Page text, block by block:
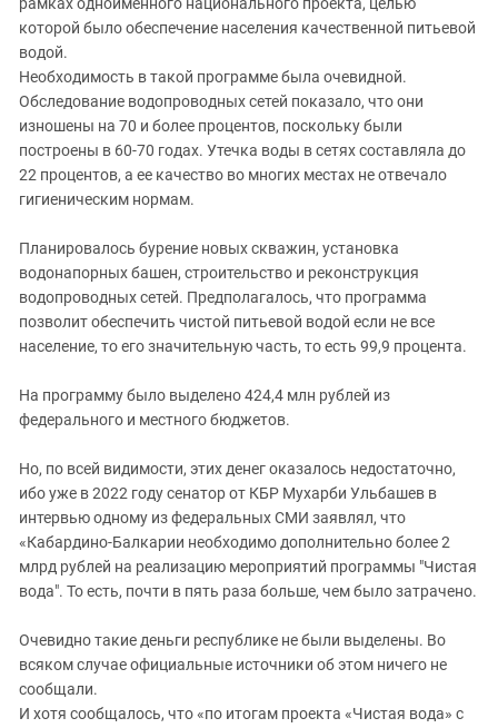
которой было обеспечение населения качественной питьевой
водой.
Необходимость в такой программе была очевидной.
Обследование водопроводных сетей показало, что они
изношены на 70 и более процентов, поскольку были
построены в 60-70 годах. Утечка воды в сетях составляла до
22 процентов, а ее качество во многих местах не отвечало
гигиеническим нормам.
Планировалось бурение новых скважин, установка
водонапорных башен, строительство и реконструкция
водопроводных сетей. Предполагалось, что программа
позволит обеспечить чистой питьевой водой если не все
население, то его значительную часть, то есть 99,9 процента.
На программу было выделено 424,4 млн рублей из
федерального и местного бюджетов.
Но, по всей видимости, этих денег оказалось недостаточно,
ибо уже в 2022 году сенатор от КБР Мухарби Ульбашев в
интервью одному из федеральных СМИ заявлял, что
«Кабардино-Балкарии необходимо дополнительно более 2
млрд рублей на реализацию мероприятий программы "Чистая
вода". То есть, почти в пять раза больше, чем было затрачено.
Очевидно такие деньги республике не были выделены. Во
всяком случае официальные источники об этом ничего не
сообщали.
И хотя сообщалось, что «по итогам проекта «Чистая вода» с